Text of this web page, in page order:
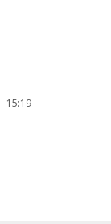
15:19